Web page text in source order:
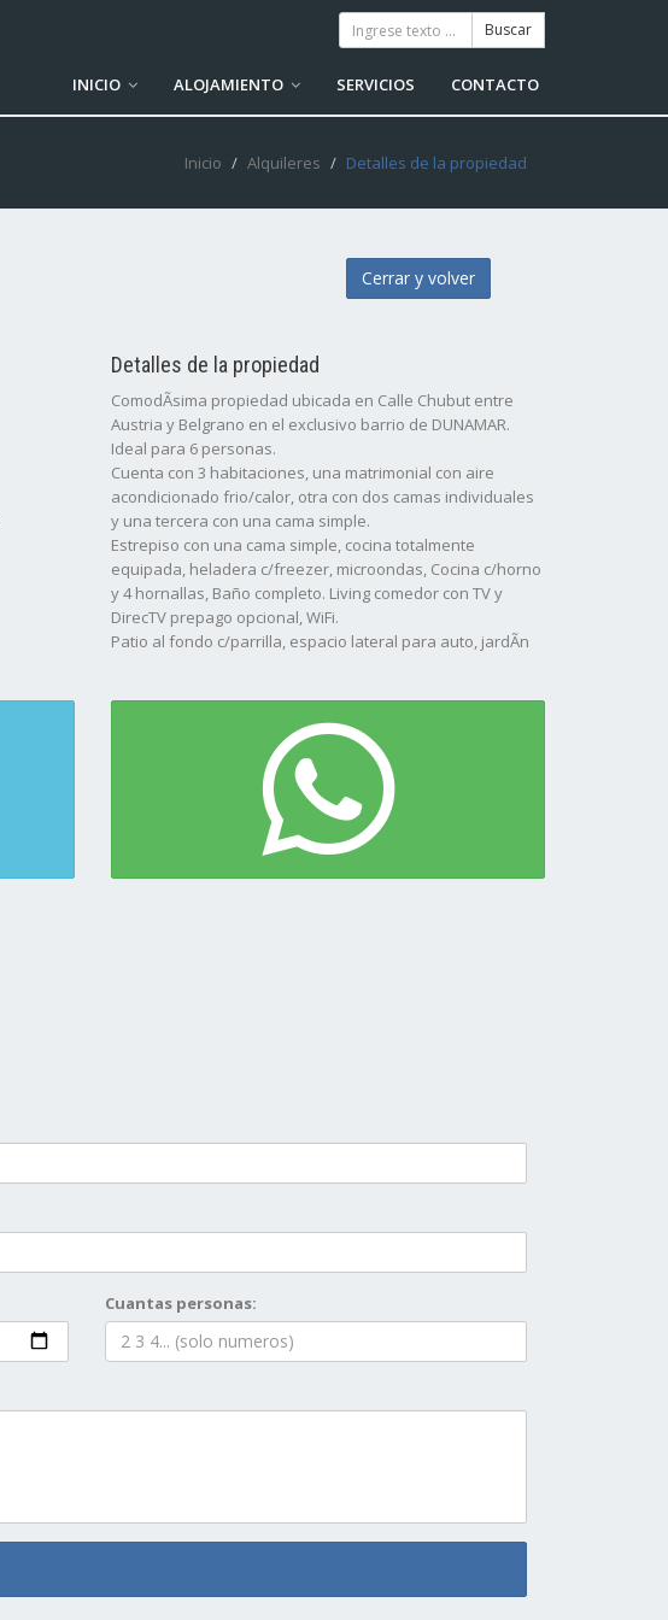
INICIO ALOJAMIENTO SERVICIOS CONTACTO
Inicio Alquileres Detalles de la propiedad
Cerrar y volver
Detalles de la propiedad
ComodÃ­sima propiedad ubicada en Calle Chubut entre
Austria y Belgrano en el exclusivo barrio de DUNAMAR.
Ideal para 6 personas.
Cuenta con 3 habitaciones, una matrimonial con aire
acondicionado frio/calor, otra con dos camas individuales
y una tercera con una cama simple.
Estrepiso con una cama simple, cocina totalmente
equipada, heladera c/freezer, microondas, Cocina c/horno
y 4 hornallas, Baño completo. Living comedor con TV y
DirecTV prepago opcional, WiFi.
Patio al fondo c/parrilla, espacio lateral para auto, jardÃ­n
Cuantas personas: